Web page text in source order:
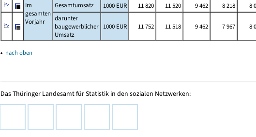
Im
gesamten
Vorjahr
Gesamtumsatz 1000 EUR 11 820 11 520 9 462 8 218 8
darunter
baugewerblicher
Umsatz
1000 EUR 11 752 11 518 9 462 7 967 8
▴ nach oben
Das Thüringer Landesamt für Statistik in den sozialen Netzwerken: